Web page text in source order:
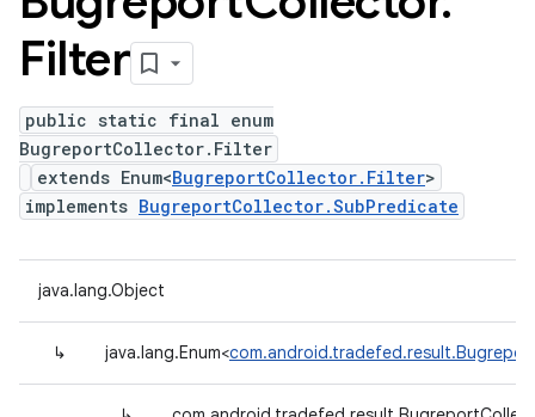
Filter
public static final enum
BugreportCollector.Filter
extends Enum<BugreportCollector.Filter>
implements BugreportCollector.SubPredicate
java.lang.Object
↳ java.lang.Enum<